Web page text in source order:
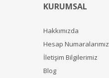
KURUMSAL
Hakkımızda
Hesap Numaralarımız
İletişim Bilgilerimiz
Blog